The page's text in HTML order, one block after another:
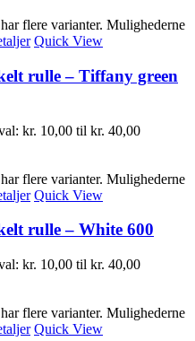
flere varianter. Mulighederne
Quick View
rulle – Tiffany green
kr. 10,00 til kr. 40,00
flere varianter. Mulighederne
Quick View
rulle – White 600
kr. 10,00 til kr. 40,00
flere varianter. Mulighederne
Quick View